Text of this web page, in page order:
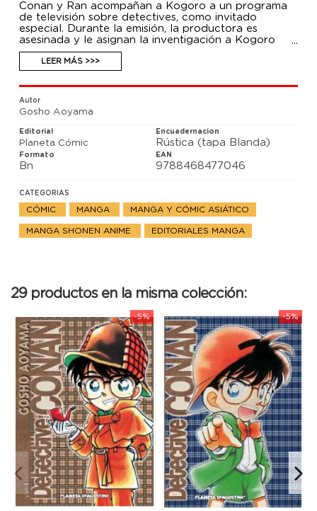
Conan y Ran acompañan a Kogoro a un programa
de televisión sobre detectives, como invitado
especial. Durante la emisión, la productora es
asesinada y le asignan la inventigación a Kogoro
Conan encuentra inmediatamente al asesino, pero
necesita pruebas.
Un manga shônen imprescindible.
Edición original: Meitantei Conan #11-12
LEER MÁS >>>
Autor
Gosho Aoyama
Editorial
Planeta Cómic
Encuadernacion
Rústica (tapa Blanda)
Formato
Bn
EAN
9788468477046
CATEGORIAS
CÓMIC MANGA MANGA Y CÓMIC ASIÁTICO
MANGA SHONEN ANIME EDITORIALES MANGA
29 productos en la misma colección:
-5% -5%